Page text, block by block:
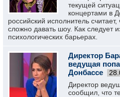
текущей
концертами в
российский исполнитель
сложно давать шоу. Как следует
психологических барьерах.
Директор
ведущая
Донбассе
Директор
сообщил, что